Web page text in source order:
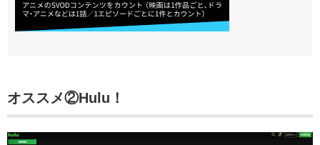
オススメ②Hulu！